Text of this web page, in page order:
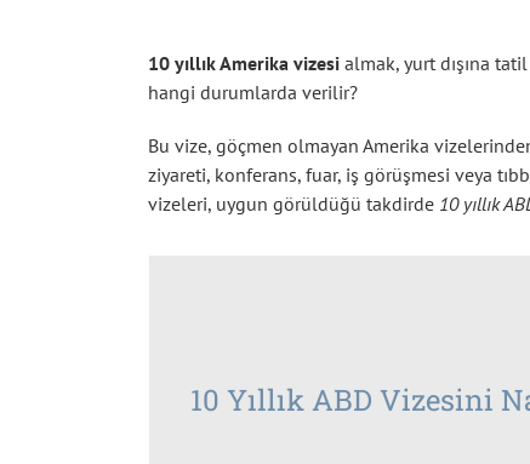
10 yıllık Amerika vizesi almak, yurt dışına
hangi durumlarda verilir?
Bu vize, göçmen olmayan Amerika
ziyareti, konferans, fuar, iş görüşmesi veya
vizeleri, uygun görüldüğü takdirde 10 yıllık
10 Yıllık ABD Vizesini